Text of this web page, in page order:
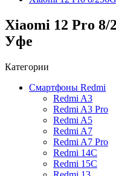
Xiaomi 12 Pro 8/
Уфе
Категории
Смартфоны Redmi
Redmi A3
Redmi A3 Pro
Redmi A5
Redmi A7
Redmi A7 Pro
Redmi 14C
Redmi 15C